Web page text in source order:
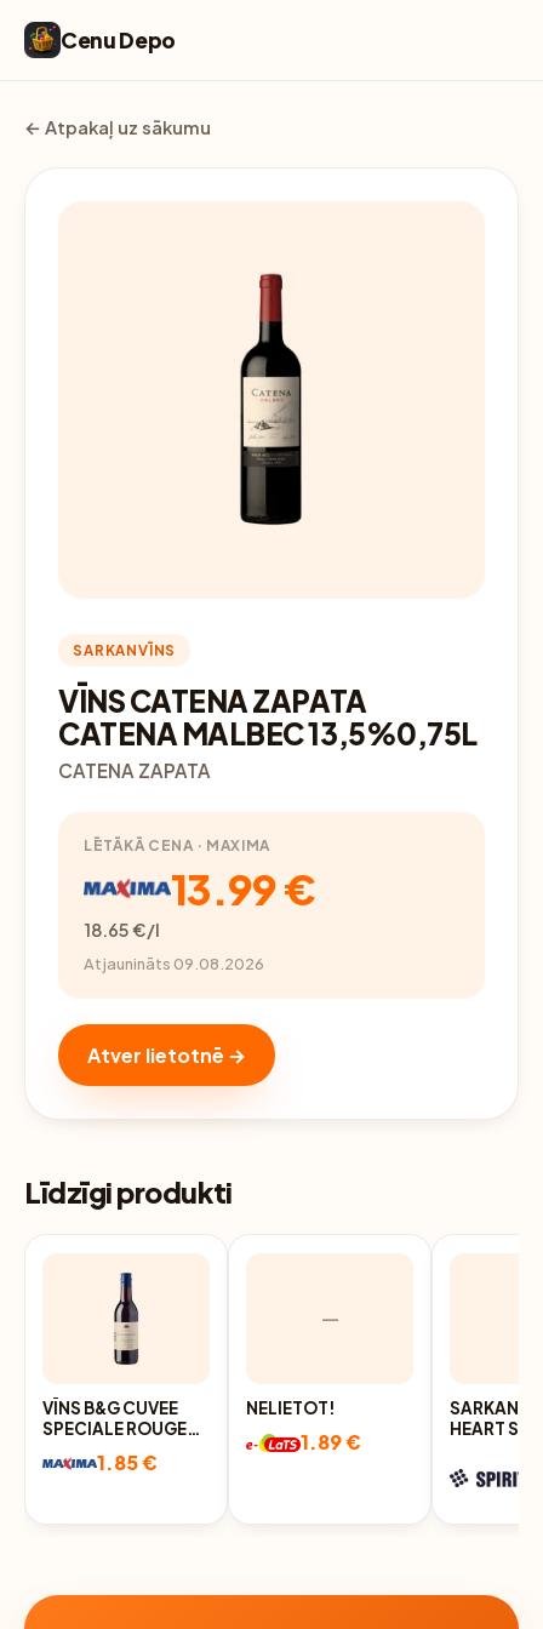
Cenu Depo
← Atpakaļ uz sākumu
SARKANVĪNS
VĪNS CATENA ZAPATA
CATENA MALBEC 13,5%0,75L
CATENA ZAPATA
LĒTĀKĀ CENA · MAXIMA
13.99 €
18.65 €/l
Atjaunināts 09.08.2026
Atver lietotnē →
Līdzīgi produkti
VĪNS B&G CUVEE
SPECIALE ROUGE
1.85 €
—
NELIETOT!
1.89 €
HEART
L